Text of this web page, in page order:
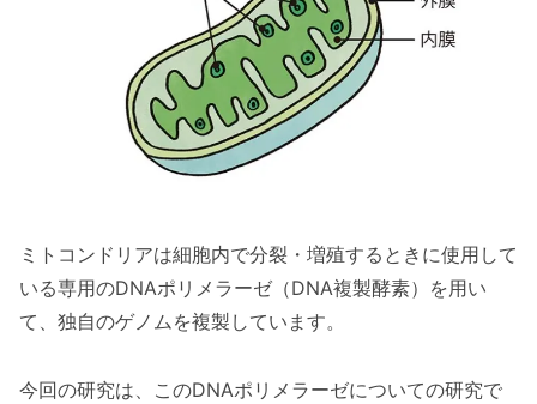
ミトコンドリアは細胞内で分裂・増殖するときに使用して
いる専用のDNAポリメラーゼ（DNA複製酵素）を用い
て、独自のゲノムを複製しています。
今回の研究は、このDNAポリメラーゼについての研究で